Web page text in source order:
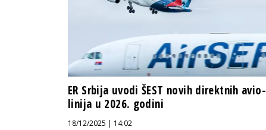
ER Srbija uvodi ŠEST novih direktnih avio-
linija u 2026. godini
18/12/2025 | 14:02